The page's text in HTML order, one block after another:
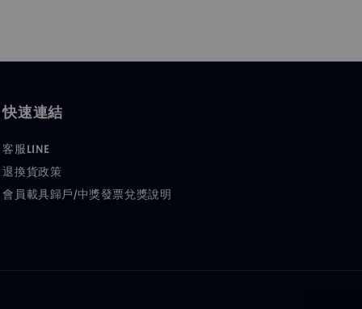
快速連結
客服LINE
退換貨政策
會員載具歸戶/中獎發票兌獎說明